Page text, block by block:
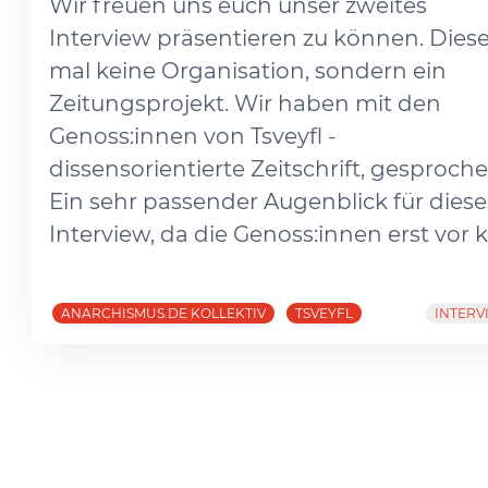
Wir freuen uns euch unser zweites
Interview präsentieren zu können.
mal keine Organisation, sondern ein
Zeitungsprojekt. Wir haben mit den
Genoss:innen von Tsveyfl -
dissensorientierte Zeitschrift,
Ein sehr passender Augenblick für
Interview, da die Genoss:innen erst vor
ANARCHISMUS.DE KOLLEKTIV TSVEYFL